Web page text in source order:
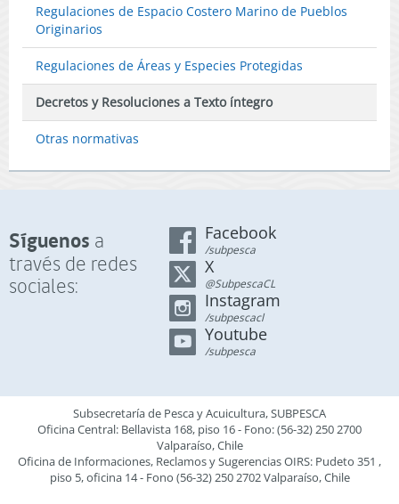
Regulaciones de Espacio Costero Marino de Pueblos
Originarios
Regulaciones de Áreas y Especies Protegidas
Decretos y Resoluciones a Texto íntegro
Otras normativas
Síguenos a
través de redes
sociales:
Facebook
/subpesca
X
@SubpescaCL
Instagram
/subpescacl
Youtube
/subpesca
Subsecretaría de Pesca y Acuicultura, SUBPESCA
Oficina Central: Bellavista 168, piso 16 - Fono: (56-32) 250 2700
Valparaíso, Chile
Oficina de Informaciones, Reclamos y Sugerencias OIRS: Pudeto 351 ,
piso 5, oficina 14 - Fono (56-32) 250 2702 Valparaíso, Chile